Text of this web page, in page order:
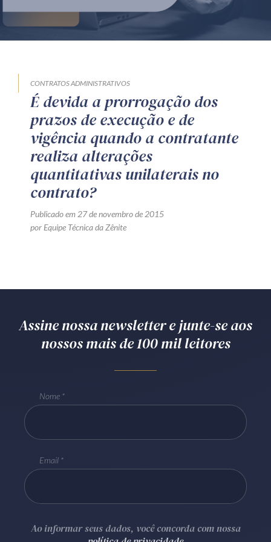
Produtos e serviços
Orientação por Escrito
Mentoria Zênite
Capacitação
Zênite Online
Zênite in Company
Diferenciais
Av. Sete de Setembro, 4698
Batel Curitiba/PR CEP 80240-000
CONTRATOS ADMINISTRATIVOS
É devida a prorrogação dos
prazos de execução e de
vigência quando a contratante
realiza alterações
quantitativas unilaterais no
contrato?
Publicado em 27 de novembro de 2015
por Equipe Técnica da Zênite
Assine nossa newsletter e junte-se aos
nossos mais de 100 mil leitores
Nome
Email
Ao informar seus dados, você concorda com nossa